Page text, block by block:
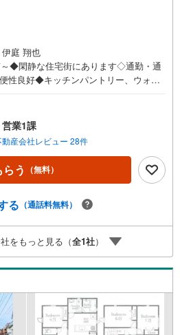
伊庭 翔也
～◆閑静な住宅街にあります◇通勤・通
性良好◆キッチンパントリー、ウォー
策対応◆ペアガラスで室温一定* * * *
りつぎ * * * *おかげさまで42周年を迎
た♪ご成約件数7万件達成!!☆当日のご
！☆JR横浜線「中山」駅徒歩1分！☆
地建物中山店』まで！朝日土地建物グル
言葉に全13店舗でその地域No.1を目指
良い物件が無いなぁ・・頭金無くても
談ください！有資格者が丁寧にご説明
！お問い合わせをお待ちしております!!
業1課
動産会社レビュー 28件
う （無料）
る （通話料無料）
をもっと見る（全1社）